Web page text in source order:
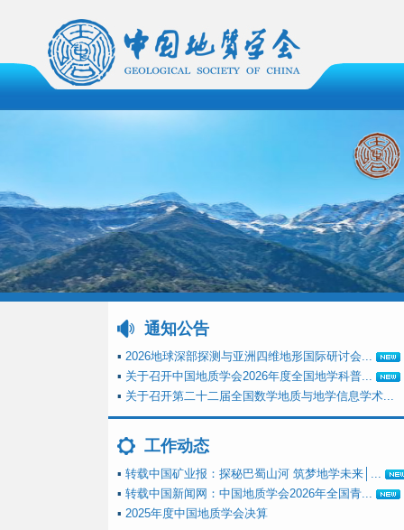
通知公告
▪ 2026地球深部探测与亚洲四维地形国际研讨会...
▪ 关于召开中国地质学会2026年度全国地学科普...
▪ 关于召开第二十二届全国数学地质与地学信息学术...
工作动态
▪ 转载中国矿业报：探秘巴蜀山河 筑梦地学未来│...
▪ 转载中国新闻网：中国地质学会2026年全国青...
▪ 2025年度中国地质学会决算